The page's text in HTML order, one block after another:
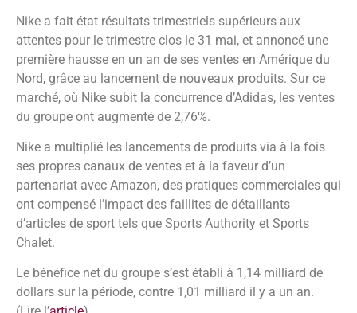
Nike a fait état résultats trimestriels supérieurs aux
attentes pour le trimestre clos le 31 mai, et annoncé une
première hausse en un an de ses ventes en Amérique du
Nord, grâce au lancement de nouveaux produits. Sur ce
marché, où Nike subit la concurrence d’Adidas, les ventes
du groupe ont augmenté de 2,76%.
Nike a multiplié les lancements de produits via à la fois
ses propres canaux de ventes et à la faveur d’un
partenariat avec Amazon, des pratiques commerciales qui
ont compensé l’impact des faillites de détaillants
d’articles de sport tels que Sports Authority et Sports
Chalet.
Le bénéfice net du groupe s’est établi à 1,14 milliard de
dollars sur la période, contre 1,01 milliard il y a un an.